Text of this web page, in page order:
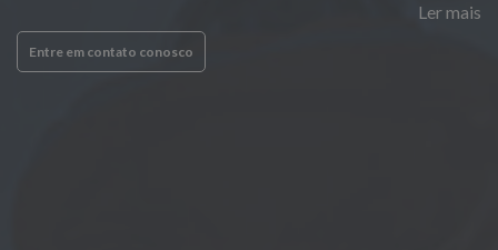
Ler mais
Entre em contato conosco